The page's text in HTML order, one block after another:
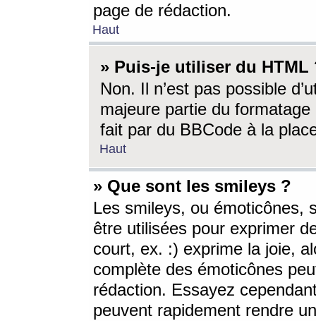
page de rédaction.
Haut
» Puis-je utiliser du HTML
Non. Il n’est pas possible
majeure partie du
fait par du BBCode à la
Haut
» Que sont les smileys ?
Les smileys, ou émoticônes,
être utilisées pour exprimer
court, ex. :) exprime la joie,
complète des émoticônes
rédaction. Essayez
peuvent rapidement rendre